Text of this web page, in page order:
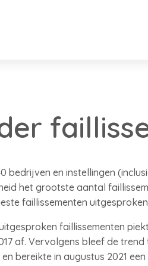
bedrijven en instellingen
het grootste aantal
faillissementen
faillissementen
af. Vervolgens bleef de
bereikte in augustus 2021